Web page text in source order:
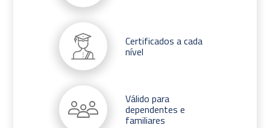
Certificados a cada
nível
Válido para
dependentes e
familiares